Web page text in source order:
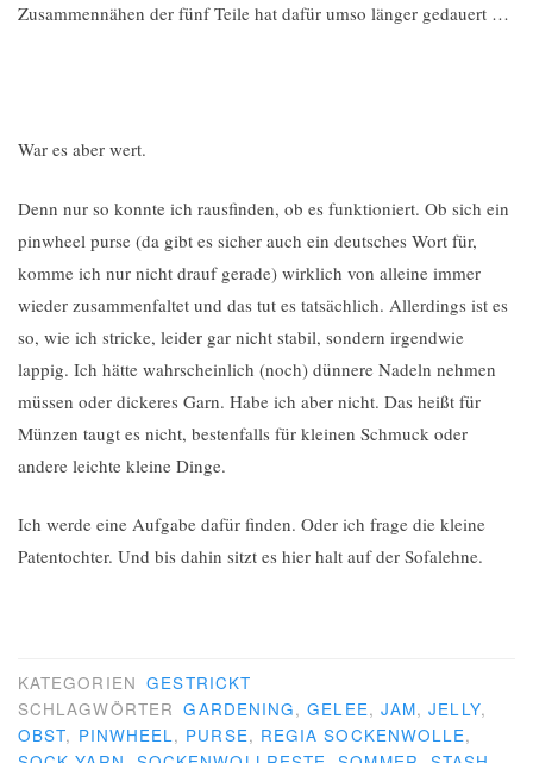
Zusammennähen der fünf Teile hat dafür umso länger gedauert …
War es aber wert.
Denn nur so konnte ich rausfinden, ob es funktioniert. Ob sich ein
pinwheel purse (da gibt es sicher auch ein deutsches Wort für,
komme ich nur nicht drauf gerade) wirklich von alleine immer
wieder zusammenfaltet und das tut es tatsächlich. Allerdings ist es
so, wie ich stricke, leider gar nicht stabil, sondern irgendwie
lappig. Ich hätte wahrscheinlich (noch) dünnere Nadeln nehmen
müssen oder dickeres Garn. Habe ich aber nicht. Das heißt für
Münzen taugt es nicht, bestenfalls für kleinen Schmuck oder
andere leichte kleine Dinge.
Ich werde eine Aufgabe dafür finden. Oder ich frage die kleine
Patentochter. Und bis dahin sitzt es hier halt auf der Sofalehne.
KATEGORIEN GESTRICKT
SCHLAGWÖRTER GARDENING,GELEE, JAM,JELLY,
OBST, PINWHEEL, PURSE, REGIA SOCKENWOLLE,